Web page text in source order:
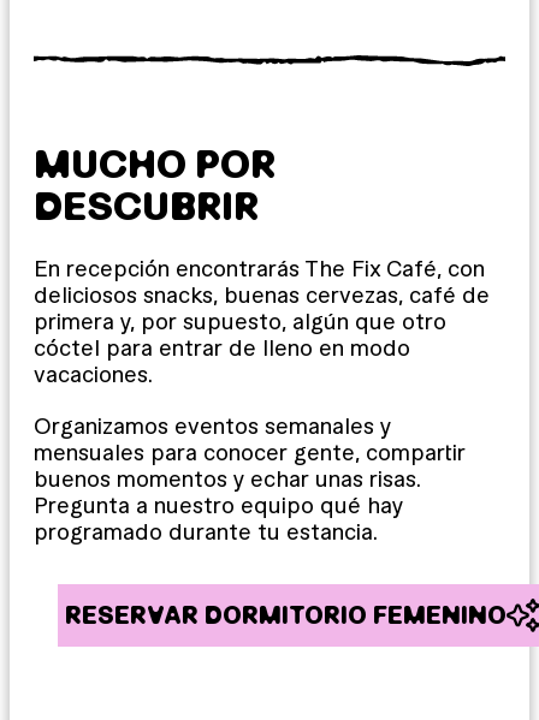
MUCHO POR
DESCUBRIR
En recepción encontrarás The Fix Café, con
deliciosos snacks, buenas cervezas, café de
primera y, por supuesto, algún que otro
cóctel para entrar de lleno en modo
vacaciones.
Organizamos eventos semanales y
mensuales para conocer gente, compartir
buenos momentos y echar unas risas.
Pregunta a nuestro equipo qué hay
programado durante tu estancia.
RESERVAR DORMITORIO FEMENINO